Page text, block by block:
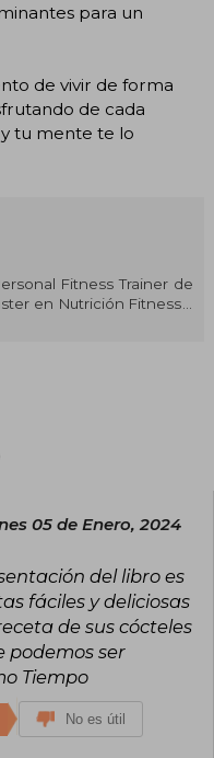
para un
de vivir de forma
de cada
tu mente te lo
Fitness Trainer de
en Nutrición Fitness y
deportiva de la
05 de Enero, 2024
del libro es
fáciles y deliciosas
de sus cócteles
podemos ser
Tiempo
No es útil